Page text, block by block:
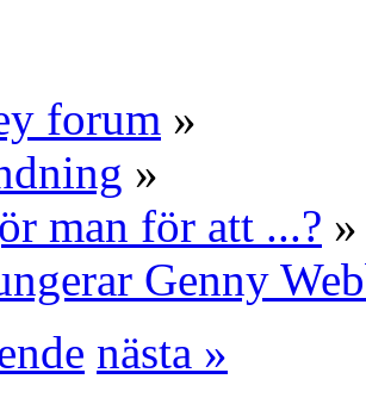
forum »
»
man för att ...? »
Genny
nästa »